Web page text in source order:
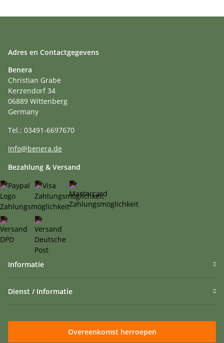
Adres en Contactgegevens
Benera
Christian Grabe
Kerzendorf 34
06889 Wittenberg
Germany
Tel.: 03491-6697670
Info@benera.de
Bezahlung & Versand
Informatie
Dienst / Informatie
Overeenkomst herroepen